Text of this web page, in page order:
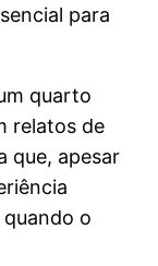
para
quarto
relatos de
que, apesar
o